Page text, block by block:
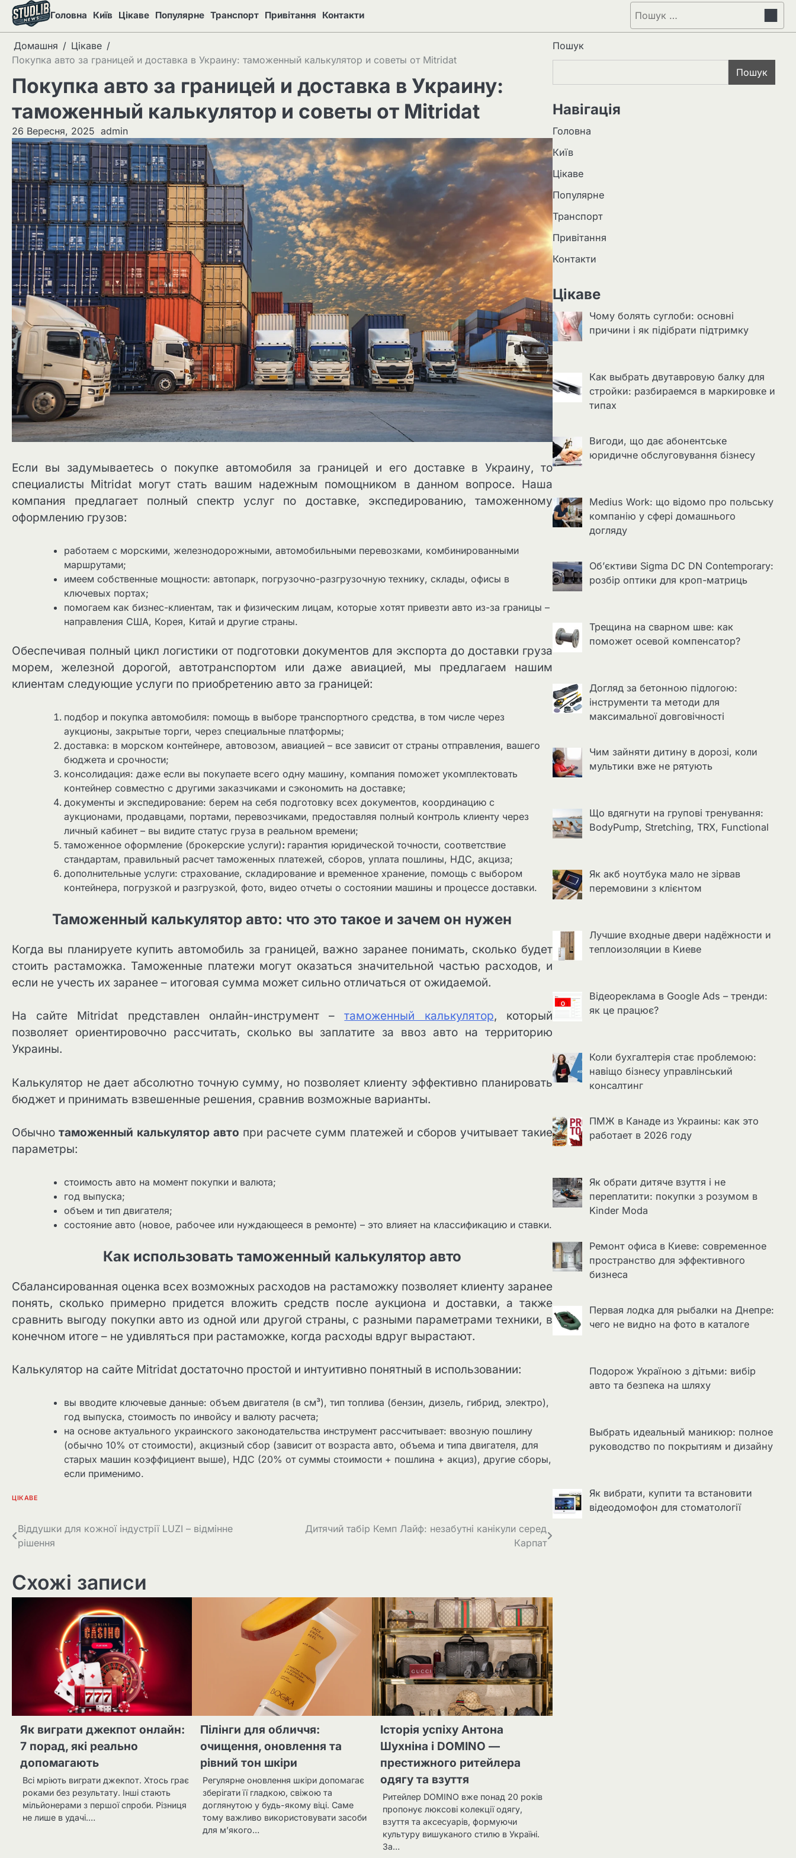
Перейти
вмісту
Головна Київ Цікаве Популярне Транспорт Привітання Контакти Пошук:
Домашня
Цікаве
Покупка авто за границей и доставка в Украину: таможенный калькулятор и советы от Mitridat
Покупка авто за границей и доставка в Украину:
таможенный калькулятор и советы от Mitridat
26 Вересня, 2025 admin
Если вы задумываетесь о покупке автомобиля за границей и его доставке в Украину, то
специалисты Mitridat могут стать вашим надежным помощником в данном вопросе. Наша
компания предлагает полный спектр услуг по доставке, экспедированию, таможенному
оформлению грузов:
работаем с морскими, железнодорожными, автомобильными перевозками, комбинированными
маршрутами;
имеем собственные мощности: автопарк, погрузочно-разгрузочную технику, склады, офисы в
ключевых портах;
помогаем как бизнес-клиентам, так и физическим лицам, которые хотят привезти авто из-за границы –
направления США, Корея, Китай и другие страны.
Обеспечивая полный цикл логистики от подготовки документов для экспорта до доставки груза
морем, железной дорогой, автотранспортом или даже авиацией, мы предлагаем нашим
клиентам следующие услуги по приобретению авто за границей:
подбор и покупка автомобиля: помощь в выборе транспортного средства, в том числе через
аукционы, закрытые торги, через специальные платформы;
доставка: в морском контейнере, автовозом, авиацией – все зависит от страны отправления, вашего
бюджета и срочности;
консолидация: даже если вы покупаете всего одну машину, компания поможет укомплектовать
контейнер совместно с другими заказчиками и сэкономить на доставке;
документы и экспедирование: берем на себя подготовку всех документов, координацию с
аукционами, продавцами, портами, перевозчиками, предоставляя полный контроль клиенту через
личный кабинет – вы видите статус груза в реальном времени;
таможенное оформление (брокерские услуги): гарантия юридической точности, соответствие
стандартам, правильный расчет таможенных платежей, сборов, уплата пошлины, НДС, акциза;
дополнительные услуги: страхование, складирование и временное хранение, помощь с выбором
контейнера, погрузкой и разгрузкой, фото, видео отчеты о состоянии машины и процессе достав­ки.
Таможенный калькулятор авто: что это такое и зачем он нужен
Когда вы планируете купить автомобиль за границей, важно заранее понимать, сколько будет
стоить растаможка. Таможенные платежи могут оказаться значительной частью расходов, и
если не учесть их заранее – итоговая сумма может сильно отличаться от ожидаемой.
На сайте Mitridat представлен онлайн-инструмент –таможенный калькулятор, который
позволяет ориентировочно рассчитать, сколько вы заплатите за ввоз авто на территорию
Украины.
Калькулятор не дает абсолютно точную сумму, но позволяет клиенту эффективно планировать
бюджет и принимать взвешенные решения, сравнив возможные варианты.
Обычнотаможенный калькулятор авто при расчете сумм платежей и сборов учитывает такие
параметры:
стоимость авто на момент покупки и валюта;
год выпуска;
объем и тип двигателя;
состояние авто (новое, рабочее или нуждающееся в ремонте) – это влияет на классификацию и ставки.
Как использовать таможенный калькулятор авто
Сбалансированная оценка всех возможных расходов на растаможку позволяет клиенту заранее
понять, сколько примерно придется вложить средств после аукциона и доставки, а также
сравнить выгоду покупки авто из одной или другой страны, с разными параметрами техники, в
конечном итоге – не удивляться при растаможке, когда расходы вдруг вырастают.
Калькулятор на сайте Mitridat достаточно простой и интуитивно понятный в использовании:
вы вводите ключевые данные: объем двигателя (в см³), тип топлива (бензин, дизель, гибрид, электро),
год выпуска, стоимость по инвойсу и валюту расчета;
на основе актуального украинского законодательства инструмент рассчитывает: ввозную пошлину
(обычно 10% от стоимости), акцизный сбор (зависит от возраста авто, объема и типа двигателя, для
старых машин коэффициент выше), НДС (20% от суммы стоимости + пошлина + акциз), другие сборы,
если применимо.
ЦІКАВЕ
Навігація
записів
Віддушки для кожної індустрії LUZI – відмінне
рішення
Дитячий табір Кемп Лайф: незабутні канікули серед
Карпат
Схожі записи
Як виграти джекпот онлайн:
7 порад, які реально
допомагають
Всі мріють виграти джекпот. Хтось грає
роками без результату. Інші стають
мільйонерами з першої спроби. Різниця
не лише в удачі.…
Пілінги для обличчя:
очищення, оновлення та
рівний тон шкіри
Регулярне оновлення шкіри допомагає
зберігати її гладкою, свіжою та
доглянутою у будь-якому віці. Саме
тому важливо використовувати засоби
для м’якого…
Історія успіху Антона
Шухніна і DOMINO —
престижного ритейлера
одягу та взуття
Ритейлер DOMINO вже понад 20 років
пропонує люксові колекції одягу,
взуття та аксесуарів, формуючи
культуру вишуканого стилю в Україні.
За…
Пошук
Пошук
Навігація
Головна
Київ
Цікаве
Популярне
Транспорт
Привітання
Контакти
Цікаве
Чому болять суглоби: основні
причини і як підібрати підтримку
Как выбрать двутавровую балку для
стройки: разбираемся в маркировке и
типах
Вигоди, що дає абонентське
юридичне обслуговування бізнесу
Medius Work: що відомо про польську
компанію у сфері домашнього
догляду
Об’єктиви Sigma DC DN Contemporary:
розбір оптики для кроп-матриць
Трещина на сварном шве: как
поможет осевой компенсатор?
Догляд за бетонною підлогою:
інструменти та методи для
максимальної довговічності
Чим зайняти дитину в дорозі, коли
мультики вже не рятують
Що вдягнути на групові тренування:
BodyPump, Stretching, TRX, Functional
Як акб ноутбука мало не зірвав
перемовини з клієнтом
Лучшие входные двери надёжности и
теплоизоляции в Киеве
Відеореклама в Google Ads – тренди:
як це працює?
Коли бухгалтерія стає проблемою:
навіщо бізнесу управлінський
консалтинг
ПМЖ в Канаде из Украины: как это
работает в 2026 году
Як обрати дитяче взуття і не
переплатити: покупки з розумом в
Kinder Moda
Ремонт офиса в Киеве: современное
пространство для эффективного
бизнеса
Первая лодка для рыбалки на Днепре:
чего не видно на фото в каталоге
Подорож Україною з дітьми: вибір
авто та безпека на шляху
Выбрать идеальный маникюр: полное
руководство по покрытиям и дизайну
Як вибрати, купити та встановити
відеодомофон для стоматології